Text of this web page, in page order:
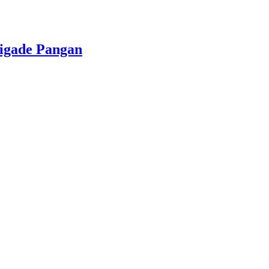
Pangan